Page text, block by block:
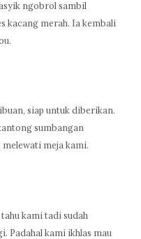
ngobrol sambil
kacang merah. Ia kembali
siap untuk diberikan.
sumbangan
meja kami.
kami tadi sudah
Padahal kami ikhlas mau